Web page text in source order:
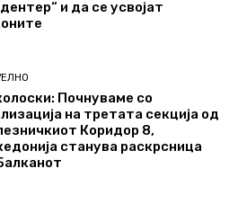
и да се усвојат
Почнуваме со
на третата секција од
Коридор 8,
станува раскрсница